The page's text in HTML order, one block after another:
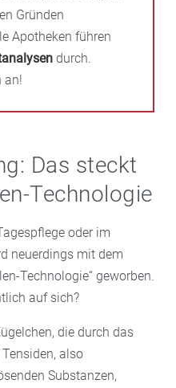
Gründen
Apotheken führen
durch.
an!
Das steckt
Technologie
oder im
neuerdings mit dem
Technologie“ geworben.
auf sich?
die durch das
also
Substanzen,